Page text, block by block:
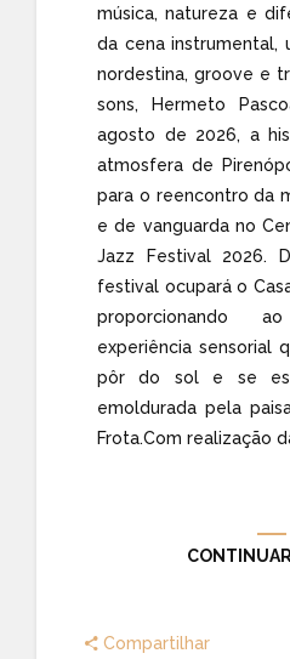
música, natureza e
da cena instrumental,
nordestina, groove e
sons, Hermeto
agosto de 2026, a
atmosfera de
para o reencontro da
e de vanguarda no
Jazz Festival 2026.
festival ocupará o
proporcionando
experiência sensorial
pôr do sol e se
emoldurada pela
Frota.Com realização
Compartilhar